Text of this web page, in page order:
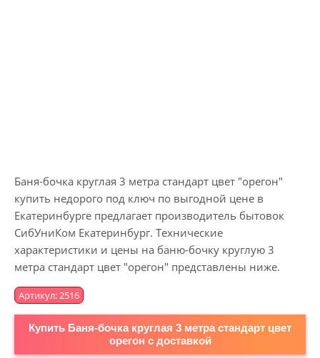
Баня-бочка круглая 3 метра стандарт цвет "орегон"
купить недорого под ключ по выгодной цене в
Екатеринбурге предлагает производитель бытовок
СибУниКом Екатеринбург. Технические
характеристики и цены на баню-бочку круглую 3
метра стандарт цвет "орегон" представлены ниже.
Артикул: 2516
Купить Баня-бочка круглая 3 метра стандарт цвет
орегон с доставкой